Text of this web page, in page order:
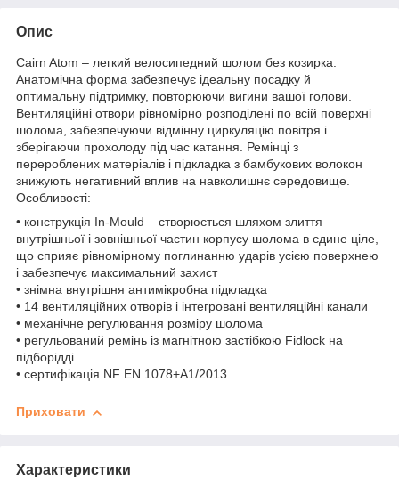
Опис
Cairn Atom – легкий велосипедний шолом без козирка.
Анатомічна форма забезпечує ідеальну посадку й
оптимальну підтримку, повторюючи вигини вашої голови.
Вентиляційні отвори рівномірно розподілені по всій поверхні
шолома, забезпечуючи відмінну циркуляцію повітря і
зберігаючи прохолоду під час катання. Ремінці з
перероблених матеріалів і підкладка з бамбукових волокон
знижують негативний вплив на навколишнє середовище.
Особливості:
• конструкція In-Mould – створюється шляхом злиття
внутрішньої і зовнішньої частин корпусу шолома в єдине ціле,
що сприяє рівномірному поглинанню ударів усією поверхнею
і забезпечує максимальний захист
• знімна внутрішня антимікробна підкладка
• 14 вентиляційних отворів і інтегровані вентиляційні канали
• механічне регулювання розміру шолома
• регульований ремінь із магнітною застібкою Fidlock на
підборідді
• сертифікація NF EN 1078+A1/2013
Приховати
Характеристики